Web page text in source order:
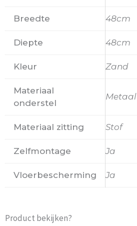
Breedte 48cm
Diepte 48cm
Kleur Zand
Materiaal
onderstel
Metaal
Materiaal zitting Stof
Zelfmontage Ja
Vloerbescherming Ja
Product bekijken?